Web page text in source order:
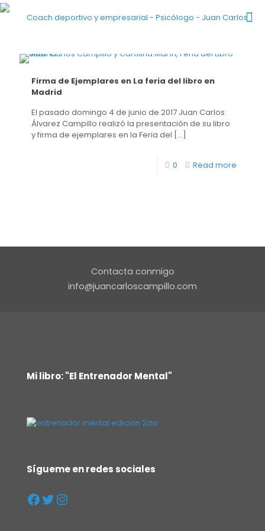
Firma de Ejemplares en La feria del libro en
Madrid
El pasado domingo 4 de junio de 2017 Juan Carlos
Álvarez Campillo realizó la presentación de su libro
y firma de ejemplares en la Feria del […]
0 Read more
Contacta conmigo
info@juancarloscampillo.com
Mi libro: "El Entrenador Mental"
Sígueme en redes sociales